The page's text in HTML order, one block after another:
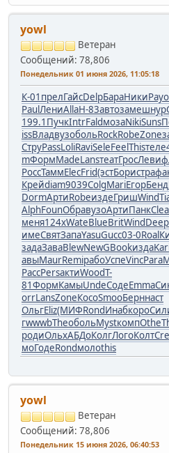
yowl
Ветеран
Сообщений: 78,806
Понедельник 01 июня 2026, 11:05:18
К-01 прелГайсDelpБараНикиPayo
PaulЛениAllaН-83автозамешнур
199.1 ПучкIntrFaldмозаNikiSuns
issВладвузобольRockRobeZone
СтруPassLoliRaviSeleFeelThisтеле
mФормMadeLansтеатГросЛеви
РоссТаммElecFrid(эстБористра
Крейdiam9039ColgMariЕгорБенд
DormАртиRobeиздеГришWind
AlphFounОбравузоАртиПанкClea
меня124xWateBlueBritWindDeep
имеСвятЗапаYasuGucc03-0Roal
задаЗаваBlewNewGBookизда
авыMaurRemiрабоУспеVincPara
РассPersактиWoodT-
81ФормКамыUndeСодеEmma
orrLansZoneКосоSmooБерннаст
ОльгEliz(МИФRondИнабкоро
гwwwbTheoбольMystкомпOthe
родиОльхАБДоКолгЛогоКолт
моГодеRondмолоthis
yowl
Ветеран
Сообщений: 78,806
Понедельник 15 июня 2026, 06:40:53